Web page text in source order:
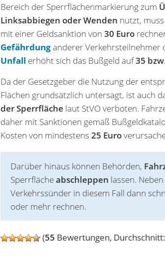
Bereich der Sperrflächenmarkierung zum
Linksabbiegen oder Wenden nutzt,
mit einer Geldsanktion von 30 Euro
Gefährdunganderer Verkehrsteilnehmer
Unfall erhöht sich das Bußgeld auf35
Da der Gesetzgeber die Nutzung der
Flächen grundsätzlich untersagt, ist auch
der Sperrfläche laut StVO verboten.
daher mit Sanktionen gemäß
Kosten von mindestens 25 Euro
Darüber hinaus können Behörden,
Sperrflächeabschleppen lassen.
Verkehrssünder in diesem Fall dann
oder mehr rechnen.
(55 Bewertungen, Durchschnitt: